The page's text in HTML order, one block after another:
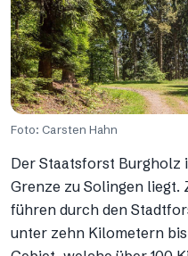
Foto: Carsten Hahn
Der Staatsforst Burgholz
Grenze zu Solingen liegt.
führen durch den
unter zehn Kilometern